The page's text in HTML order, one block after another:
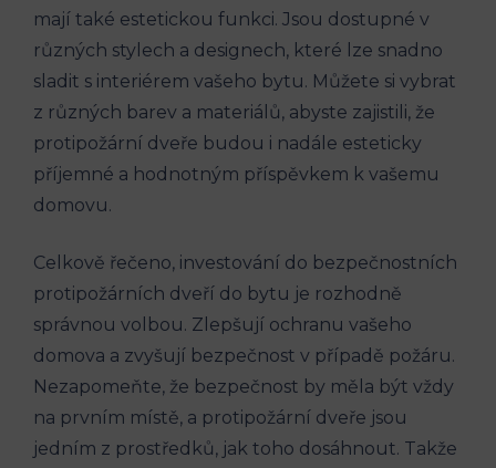
mají také estetickou funkci. Jsou dostupné v
různých stylech a designech, které lze snadno
sladit s interiérem vašeho bytu. Můžete si vybrat
z různých barev a materiálů, abyste zajistili, že
protipožární dveře budou i nadále esteticky
příjemné a hodnotným příspěvkem k vašemu
domovu.
Celkově řečeno, investování do bezpečnostních
protipožárních dveří do bytu je rozhodně
správnou volbou. Zlepšují ochranu vašeho
domova a zvyšují bezpečnost v případě požáru.
Nezapomeňte, že bezpečnost by měla být vždy
na prvním místě, a protipožární dveře jsou
jedním z prostředků, jak toho dosáhnout. Takže